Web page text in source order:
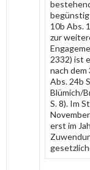
10b Abs.
zur
2332) ist
nach dem
Abs. 24b
Blümich/
S. 8). Im
erst im